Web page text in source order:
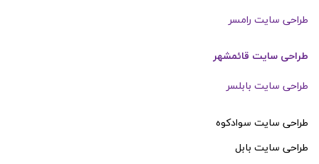
طراحی سایت رامسر
طراحی سایت قائمشهر
طراحی سایت بابلسر
طراحی سایت سوادکوه
طراحی سایت بابل